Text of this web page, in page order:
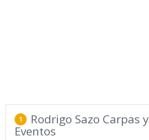
1 Rodrigo Sazo Carpas y
Eventos